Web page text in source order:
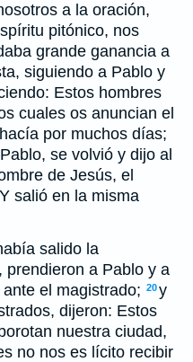
a la oración,
pitónico, nos
grande ganancia a
siguiendo a Pablo y
Estos hombres
cuales os anuncian el
por muchos días;
se volvió y dijo al
de Jesús, el
salió en la misma
salido la
prendieron a Pablo y a
el magistrado; 20y
dijeron: Estos
nuestra ciudad,
no nos es lícito recibir